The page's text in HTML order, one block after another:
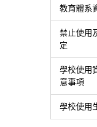
教育體系
禁止使用
定
學校使用
意事項
學校使用